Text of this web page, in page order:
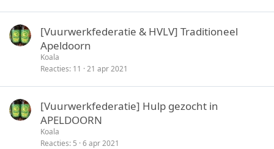
[Vuurwerkfederatie & HVLV] Traditioneel
Apeldoorn
Koala
Reacties 11 21 apr 2021
[Vuurwerkfederatie] Hulp gezocht in
APELDOORN
Koala
Reacties 5 6 apr 2021